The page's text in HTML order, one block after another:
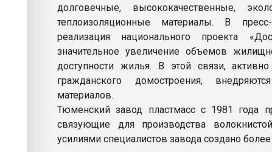
долговечные, высококачественные,
теплоизоляционные материалы. В
реализация национального проекта
значительное увеличение объемов
доступности жилья. В этой связи,
гражданского домостроения,
материалов.
Тюменский завод пластмасс с 1981 года
связующие для производства
усилиями специалистов завода создано